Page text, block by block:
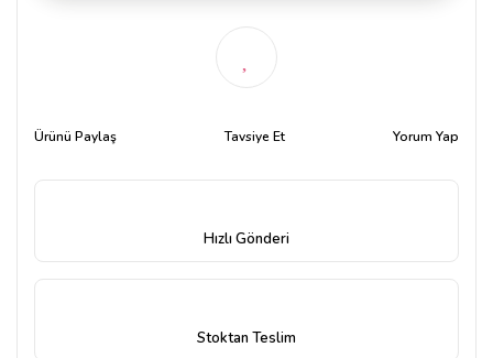
Ürünü Paylaş Tavsiye Et Yorum Yap
Hızlı Gönderi
Stoktan Teslim